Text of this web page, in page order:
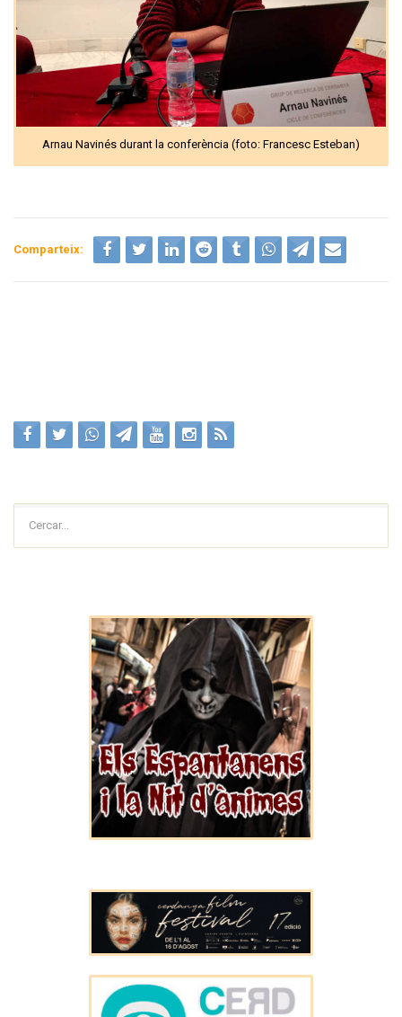
Arnau Navinés durant la conferència (foto: Francesc Esteban)
Comparteix: